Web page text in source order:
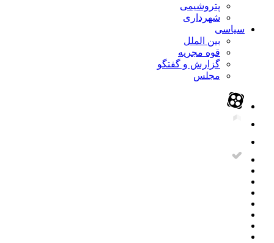
پتروشیمی
شهرداری
سیاسی
بین الملل
قوه مجریه
گزارش و گفتگو
مجلس